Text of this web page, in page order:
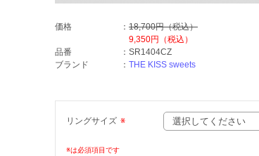
価格 ： 18,700円（税込）
9,350円
（税込）
品番
： SR1404CZ
ブランド
： THE KISS sweets
リングサイズ ※
※は必須項目です